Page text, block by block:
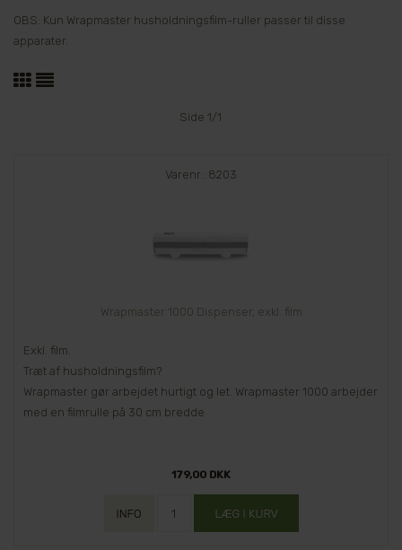
OBS: Kun Wrapmaster husholdningsfilm-ruller passer til disse
apparater.
Side 1/1
Varenr.: 8203
Wrapmaster 1000 Dispenser, exkl. film
Exkl. film.
Træt af husholdningsfilm?
Wrapmaster gør arbejdet hurtigt og let. Wrapmaster 1000 arbejder
med en filmrulle på 30 cm bredde
179,00 DKK